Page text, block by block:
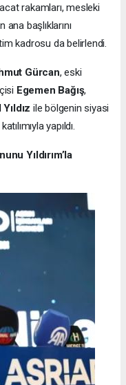
rakamları, mesleki
ana başlıklarını
kadrosu da belirlendi.
Gürcan, eski
Egemen Bağış,
ile bölgenin siyasi
yapıldı.
Yıldırım’la